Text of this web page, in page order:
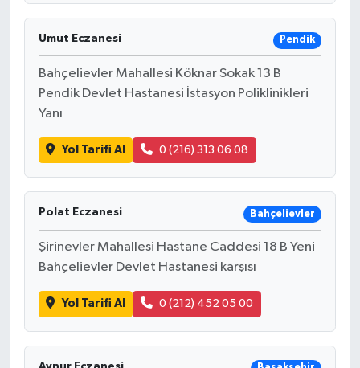
Umut Eczanesi Pendik
Bahçelievler Mahallesi Köknar Sokak 13 B
Pendik Devlet Hastanesi İstasyon Poliklinikleri
Yanı
Yol Tarifi Al 0 (216) 313 06 08
Polat Eczanesi Bahçelievler
Şirinevler Mahallesi Hastane Caddesi 18 B Yeni
Bahçelievler Devlet Hastanesi karşısı
Yol Tarifi Al 0 (212) 452 05 00